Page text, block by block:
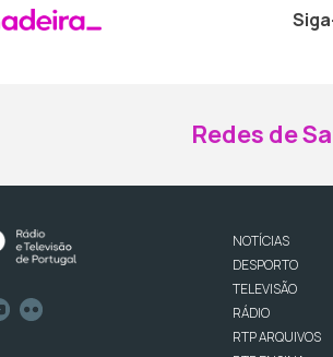
Redes de
NOTÍCIAS
DESPORTO
TELEVISÃO
RÁDIO
RTP ARQUIVOS